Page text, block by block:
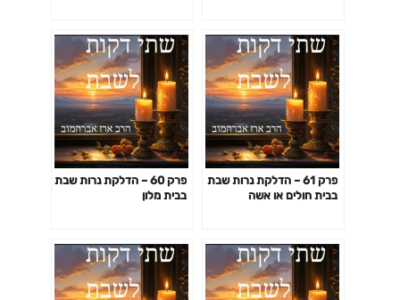
פרק 61 – הדלקת נרות שבת
בבית חולים או אשה
פרק 60 – הדלקת נרות שבת
בבית מלון